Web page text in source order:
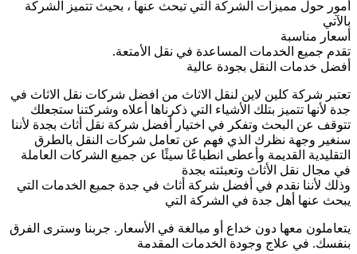
أمور حول مميزات الشركة التي تبحث عنها ، بحيث تتميز الشركة
بالآتي
أسعار مناسبة
تقدم جميع الخدمات المساعدة في نقل الأمتعة.
أفضل خدمات النقل بجودة عالية
تعتبر شركة كلين لاين لنقل الاثاث من افضل شركات نقل الاثاث في
جدة لأنها تتميز بتلك الأشياء التي ذكرناها أعلاه وشركتنا ستجعلك
تتوقف عن البحث وتفكر في اختيار أفضل شركة نقل أثاث بجدة لأننا
سنغير وجهة نظرك الذي فهم عن تعامل شركات النقل بالطرق
التقليدية القديمة وأعطى انطباعًا سيئًا عن جميع الشركات العاملة
في مجال نقل الأثاث وتعبئته بجدة
وذلك لأننا نقدم في أفضل شركة أثاث في جدة جميع الخدمات التي
يبحث عنها أهل جدة في الشركة التي
يتعاملون معها دون خداع أو مبالغة في الأسعار. جربنا وسترى الفرق
بنفسك. في علاج وجودة الخدمات المقدمة